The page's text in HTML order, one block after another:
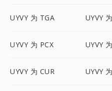
UYVY 为 TGA UYVY
UYVY 为 PCX UYVY
UYVY 为 CUR UYVY